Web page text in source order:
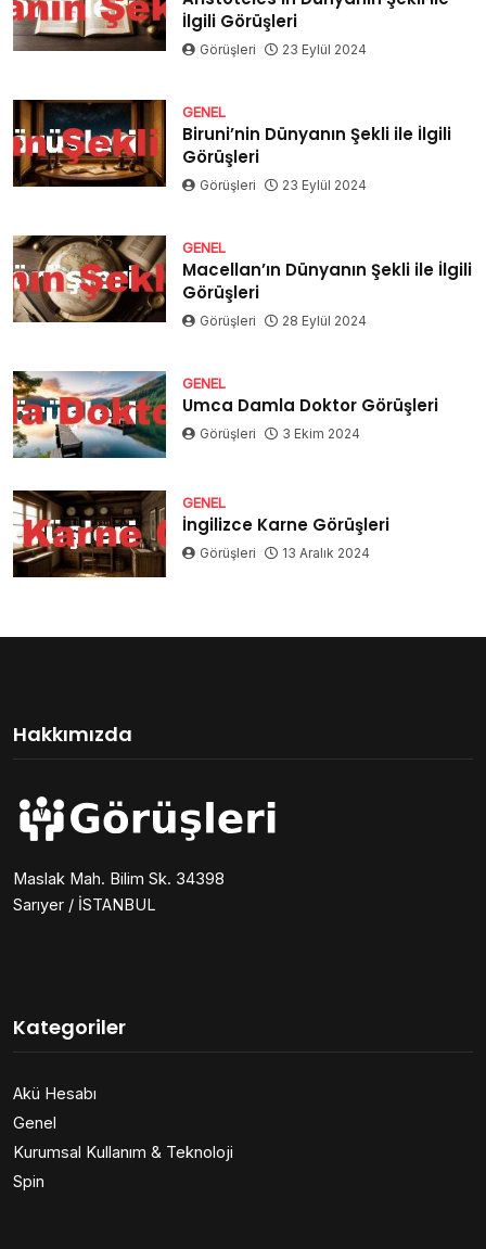
İlgili Görüşleri
Görüşleri 23 Eylül 2024
GENEL
Biruni’nin Dünyanın Şekli ile İlgili
Görüşleri
Görüşleri 23 Eylül 2024
GENEL
Macellan’ın Dünyanın Şekli ile İlgili
Görüşleri
Görüşleri 28 Eylül 2024
GENEL
Umca Damla Doktor Görüşleri
Görüşleri 3 Ekim 2024
GENEL
İngilizce Karne Görüşleri
Görüşleri 13 Aralık 2024
Hakkımızda
Maslak Mah. Bilim Sk. 34398
Sarıyer / İSTANBUL
Kategoriler
Akü Hesabı
Genel
Kurumsal Kullanım & Teknoloji
Spin